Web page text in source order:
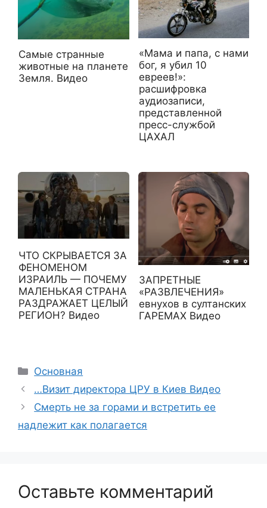
Самые странные
животные на планете
Земля. Видео
«Мама и папа, с нами
бог, я убил 10
евреев!»:
расшифровка
аудиозаписи,
представленной
пресс-службой
ЦАХАЛ
ЧТО СКРЫВАЕТСЯ ЗА
ФЕНОМЕНОМ
ИЗРАИЛЬ — ПОЧЕМУ
МАЛЕНЬКАЯ СТРАНА
РАЗДРАЖАЕТ ЦЕЛЫЙ
РЕГИОН? Видео
ЗАПРЕТНЫЕ
«РАЗВЛЕЧЕНИЯ»
евнухов в султанских
ГАРЕМАХ Видео
Рубрики
Основная
…Визит директора ЦРУ в Киев Видео
Смерть не за горами и встретить ее
надлежит как полагается
Оставьте комментарий